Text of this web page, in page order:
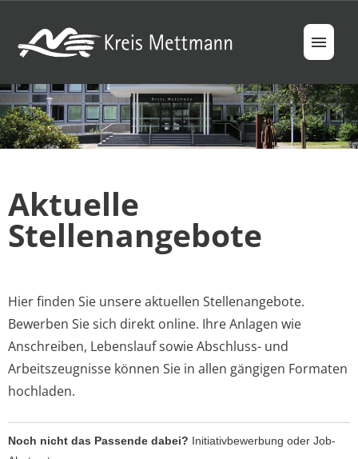
Jobs
Berufsfelder
Ausbildung & Studium
Ihre Vorteile
Aktuelle
Stellenangebote
Hier finden Sie unsere aktuellen Stellenangebote.
Bewerben Sie sich direkt online. Ihre Anlagen wie
Anschreiben, Lebenslauf sowie Abschluss- und
Arbeitszeugnisse können Sie in allen gängigen Formaten
hochladen.
Noch nicht das Passende dabei? Initiativbewerbung oder Job-